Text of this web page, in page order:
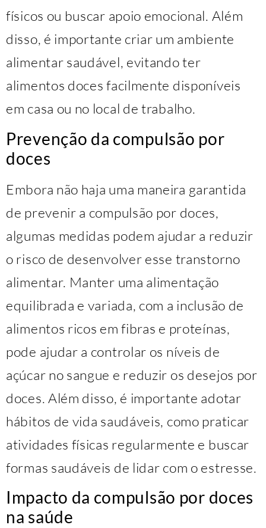
físicos ou buscar apoio emocional. Além
disso, é importante criar um ambiente
alimentar saudável, evitando ter
alimentos doces facilmente disponíveis
em casa ou no local de trabalho.
Prevenção da compulsão por
doces
Embora não haja uma maneira garantida
de prevenir a compulsão por doces,
algumas medidas podem ajudar a reduzir
o risco de desenvolver esse transtorno
alimentar. Manter uma alimentação
equilibrada e variada, com a inclusão de
alimentos ricos em fibras e proteínas,
pode ajudar a controlar os níveis de
açúcar no sangue e reduzir os desejos por
doces. Além disso, é importante adotar
hábitos de vida saudáveis, como praticar
atividades físicas regularmente e buscar
formas saudáveis de lidar com o estresse.
Impacto da compulsão por doces
na saúde